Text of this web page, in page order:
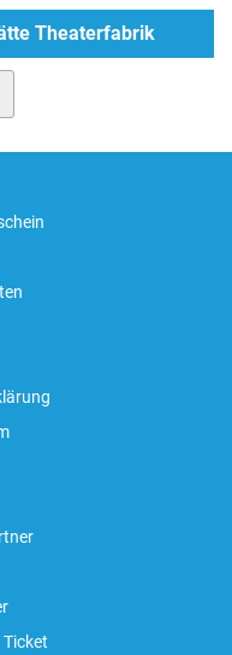
Theaterfabrik